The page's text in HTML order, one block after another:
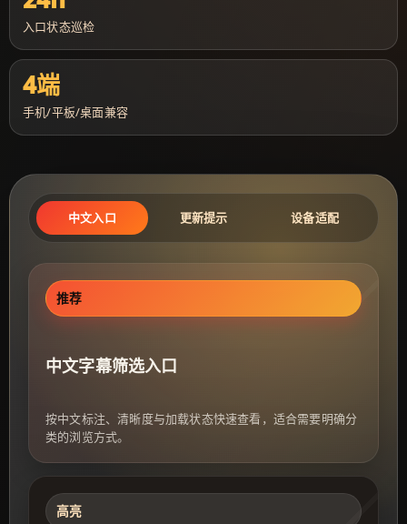
入口状态巡检
4端
手机/平板/桌面兼容
中文入口 更新提示 设备适配
推荐
中文字幕筛选入口
按中文标注、清晰度与加载状态快速查看，适合需要明确分
类的浏览方式。
高亮